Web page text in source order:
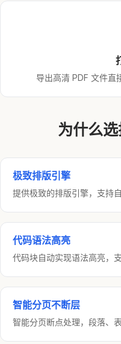
导出高清 PDF 文件直
为什么选
极致排版引擎
提供极致的排版引擎，支持
代码语法高亮
代码块自动实现语法高亮，
智能分页不断层
智能分页断点处理，段落、